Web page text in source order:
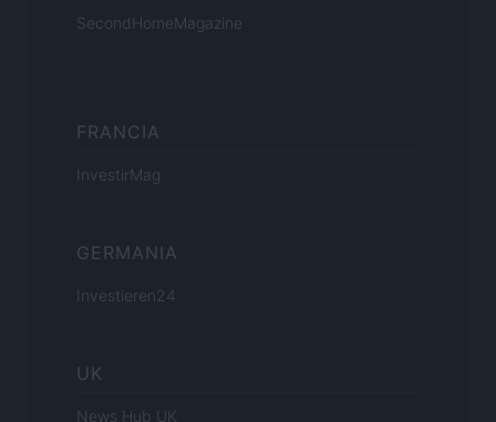
SecondHomeMagazine
FRANCIA
InvestirMag
GERMANIA
Investieren24
UK
News Hub UK